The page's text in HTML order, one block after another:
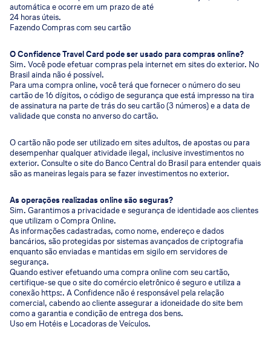
automática e ocorre em um prazo de até
24 horas úteis.
Fazendo Compras com seu cartão
O Confidence Travel Card pode ser usado para compras online?
Sim. Você pode efetuar compras pela internet em sites do exterior. No
Brasil ainda não é possível.
Para uma compra online, você terá que fornecer o número do seu
cartão de 16 dígitos, o código de segurança que está impresso na tira
de assinatura na parte de trás do seu cartão (3 números) e a data de
validade que consta no anverso do cartão.
O cartão não pode ser utilizado em sites adultos, de apostas ou para
desempenhar qualquer atividade ilegal, inclusive investimentos no
exterior. Consulte o site do Banco Central do Brasil para entender quais
são as maneiras legais para se fazer investimentos no exterior.
As operações realizadas online são seguras?
Sim. Garantimos a privacidade e segurança de identidade aos clientes
que utilizam o Compra Online.
As informações cadastradas, como nome, endereço e dados
bancários, são protegidas por sistemas avançados de criptografia
enquanto são enviadas e mantidas em sigilo em servidores de
segurança.
Quando estiver efetuando uma compra online com seu cartão,
certifique-se que o site do comércio eletrônico é seguro e utiliza a
conexão https:. A Confidence não é responsável pela relação
comercial, cabendo ao cliente assegurar a idoneidade do site bem
como a garantia e condição de entrega dos bens.
Uso em Hotéis e Locadoras de Veículos.